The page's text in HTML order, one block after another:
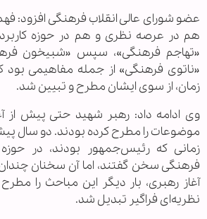
عضو شورای عالی انقلاب فرهنگی افزود:
هم در عرصه نظری و هم در حوزه
«تهاجم فرهنگی»، سپس «شبیخون
«ناتوی فرهنگی» از جمله مفاهیمی بود
زمان، از سوی ایشان مطرح و تبیین شد.
وی ادامه داد: رهبر شهید حتی پیش از
موضوعات را مطرح کرده بودند. دو سال
زمانی که رئیس‌جمهور بودند، در
فرهنگی سخن گفتند، اما آن سخنان
آغاز رهبری، بار دیگر این مباحث را
نظریه‌ای فراگیر تبدیل شد.